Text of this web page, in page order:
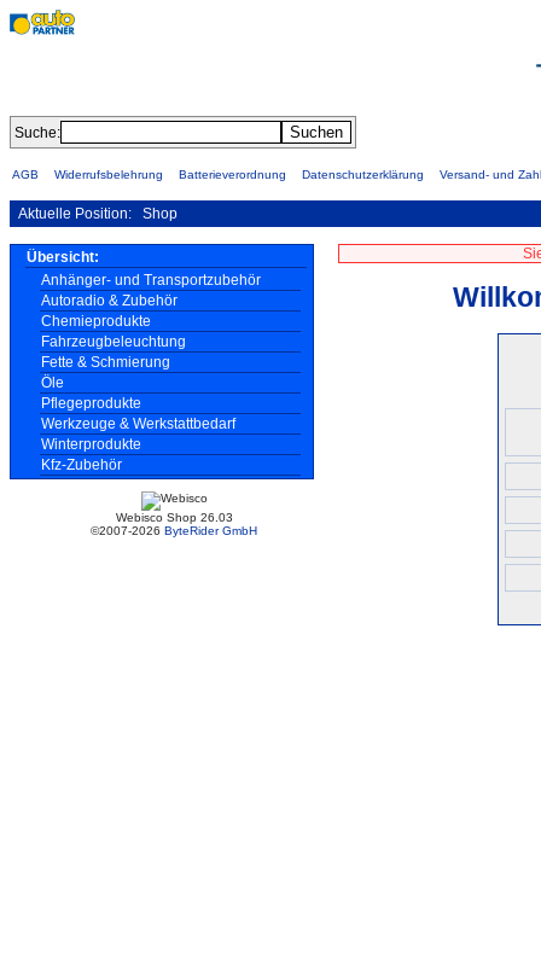
Suche:
AGB Widerrufsbelehrung Batterieverordnung Datenschutzerklärung Versand- und
Aktuelle Position: Shop
Übersicht:
Anhänger- und Transportzubehör
Autoradio & Zubehör
Chemieprodukte
Fahrzeugbeleuchtung
Fette & Schmierung
Öle
Pflegeprodukte
Werkzeuge & Werkstattbedarf
Winterprodukte
Kfz-Zubehör
Webisco Shop 26.03
©2007-2026 ByteRider GmbH